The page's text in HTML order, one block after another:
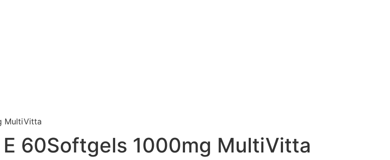
MultiVitta
60Softgels 1000mg MultiVitta